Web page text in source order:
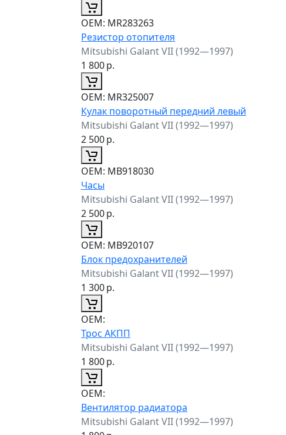
ОЕМ: MR283263
Резистор отопителя
Mitsubishi Galant VII (1992—1997)
1 800р.
ОЕМ: MR325007
Кулак поворотный передний левый
Mitsubishi Galant VII (1992—1997)
2 500р.
ОЕМ: MB918030
Часы
Mitsubishi Galant VII (1992—1997)
2 500р.
ОЕМ: MB920107
Блок предохранителей
Mitsubishi Galant VII (1992—1997)
1 300р.
ОЕМ:
Трос АКПП
Mitsubishi Galant VII (1992—1997)
1 800р.
ОЕМ:
Вентилятор радиатора
Mitsubishi Galant VII (1992—1997)